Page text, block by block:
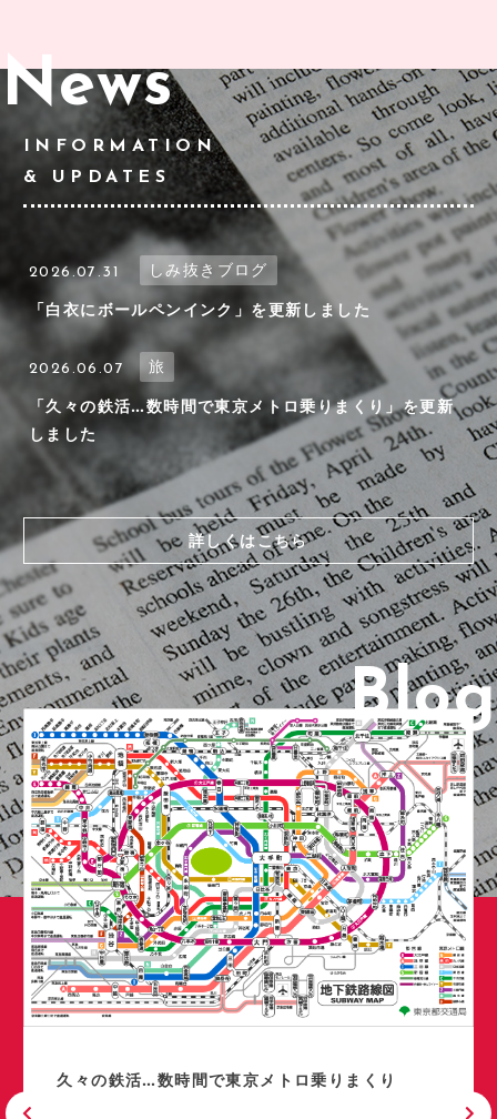
News
INFORMATION
& UPDATES
2026.07.31 しみ抜きブログ
「白衣にボールペンインク」を更新しました
2026.06.07 旅
「久々の鉄活…数時間で東京メトロ乗りまくり」を更新
しました
詳しくはこちら
Blog
久々の鉄活…数時間で東京メトロ乗りまくり